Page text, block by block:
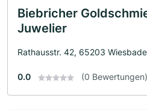
Biebricher
Juwelier
Rathausstr. 42, 65203
0.0 (0 Bewertungen)